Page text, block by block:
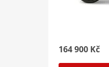
164 900 Kč